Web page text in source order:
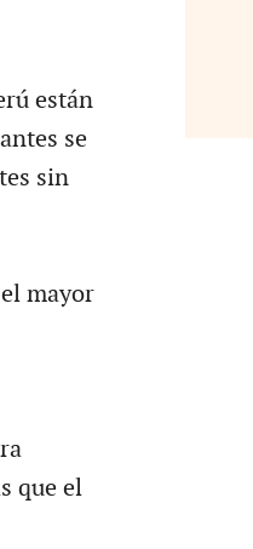
están
se
sin
mayor
que el